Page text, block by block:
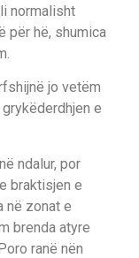
normalisht
për hë, shumica
jo vetëm
e
ndalur, por
braktisjen e
në zonat e
brenda atyre
ranë nën